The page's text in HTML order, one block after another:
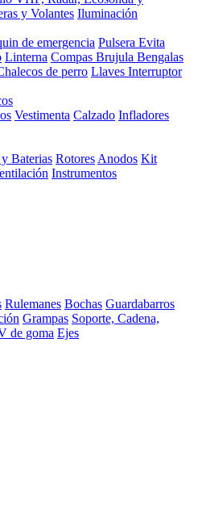
y Volantes Iluminación
de emergencia Pulsera Evita
Linterna Compas Brujula Bengalas
de perro Llaves Interruptor
Vestimenta Calzado Infladores
Baterias Rotores Anodos Kit
Instrumentos
Rulemanes Bochas Guardabarros
Grampas Soporte, Cadena,
de goma Ejes